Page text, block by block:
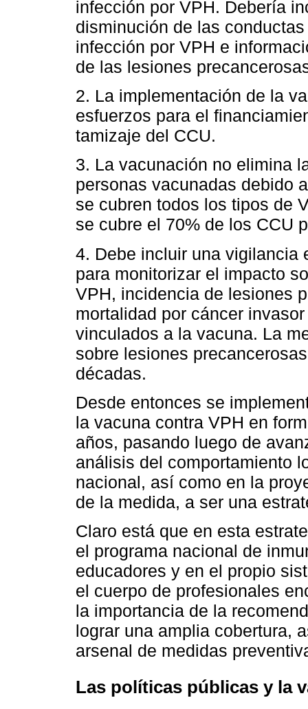
infección por VPH. Debería
disminución de las
infección por VPH e
de las lesiones
2. La implementación de la
esfuerzos para el
tamizaje del CCU.
3. La vacunación no elimina
personas vacunadas debido
se cubren todos los tipos de
se cubre el 70% de los CCU
4. Debe incluir una vigilancia
para monitorizar el impacto
VPH, incidencia de lesiones
mortalidad por cáncer
vinculados a la vacuna. La
sobre lesiones
décadas.
Desde entonces se
la vacuna contra VPH en
años, pasando luego de
análisis del comportamiento
nacional, así como en la
de la medida, a ser una
Claro está que en esta
el programa nacional de
educadores y en el propio
el cuerpo de profesionales
la importancia de la
lograr una amplia cobertura,
arsenal de medidas
Las políticas públicas y la